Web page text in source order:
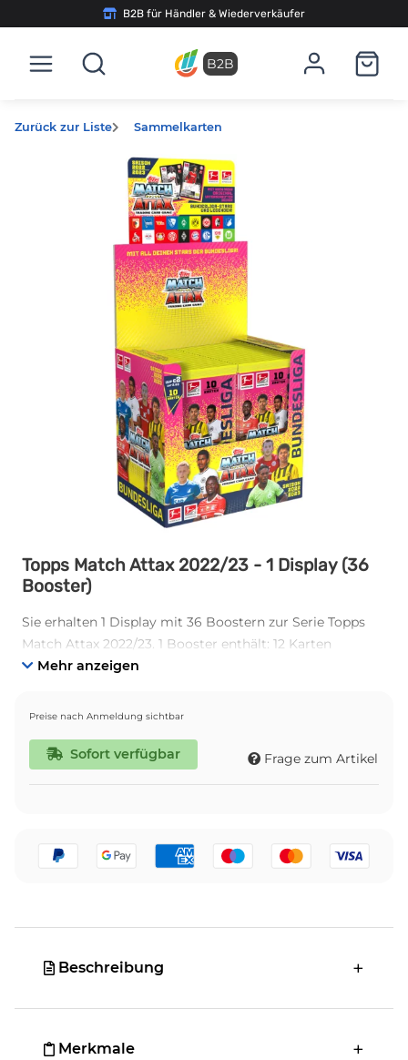
B2B für Händler & Wiederverkäufer
B2B
Zurück zur Liste Sammelkarten
Topps Match Attax 2022/23 - 1 Display (36
Booster)
Sie erhalten 1 Display mit 36 Boostern zur Serie Topps
Match Attax 2022/23. 1 Booster enthält: 12 Karten
Mehr anzeigen
Preise nach Anmeldung sichtbar
Sofort verfügbar Frage zum Artikel
Beschreibung
Merkmale